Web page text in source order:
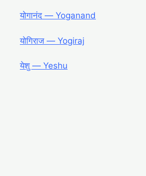
योगानंद ― Yoganand
योगिराज ― Yogiraj
येशु ― Yeshu